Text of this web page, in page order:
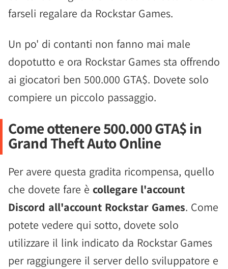
farseli regalare da Rockstar Games.
Un po' di contanti non fanno mai male
dopotutto e ora Rockstar Games sta offrendo
ai giocatori ben 500.000 GTA$. Dovete solo
compiere un piccolo passaggio.
Come ottenere 500.000 GTA$ in
Grand Theft Auto Online
Per avere questa gradita ricompensa, quello
che dovete fare è collegare l'account
Discord all'account Rockstar Games. Come
potete vedere qui sotto, dovete solo
utilizzare il link indicato da Rockstar Games
per raggiungere il server dello sviluppatore e